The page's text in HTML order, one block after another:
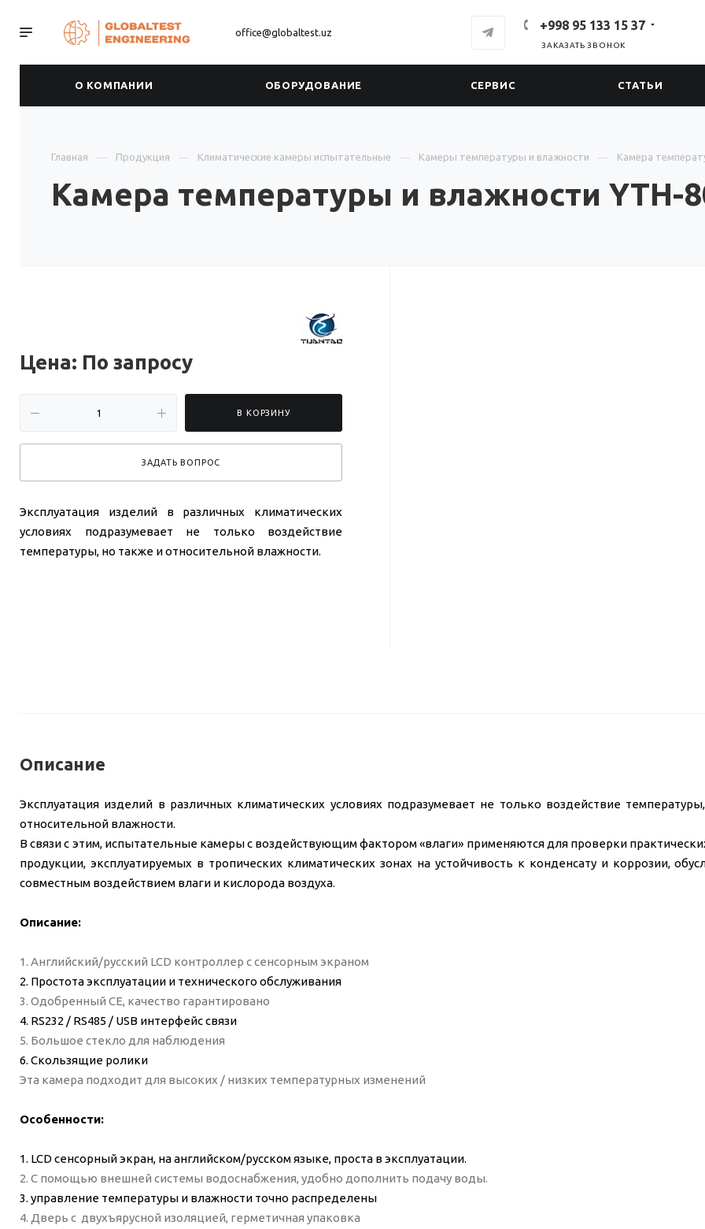
office@globaltest.uz +998 95 133 15 37
ЗАКАЗАТЬ ЗВОНОК
О КОМПАНИИ ОБОРУДОВАНИЕ СЕРВИС СТАТЬИ
Главная Продукция Климатические камеры испытательные Камеры температуры и влажности Камера
Камера температуры и влажности YTH-
Цена: По запросу
В КОРЗИНУ
ЗАДАТЬ ВОПРОС
Эксплуатация изделий в различных климатических
условиях подразумевает не только воздействие
температуры, но также и относительной влажности.
Описание
Эксплуатация изделий в различных климатических условиях подразумевает не только воздействие
относительной влажности.
В связи с этим, испытательные камеры с воздействующим фактором «влаги» применяются для проверки
продукции, эксплуатируемых в тропических климатических зонах на устойчивость к конденсату и коррозии,
совместным воздействием влаги и кислорода воздуха.
Описание:
1. Английский/русский LCD контроллер с сенсорным экраном
2. Простота эксплуатации и технического обслуживания
3. Одобренный CE, качество гарантировано
4. RS232 / RS485 / USB интерфейс связи
5. Большое стекло для наблюдения
6. Скользящие ролики
Эта камера подходит для высоких / низких температурных изменений
Особенности:
1. LCD сенсорный экран, на английском/русском языке, проста в эксплуатации.
2. С помощью внешней системы водоснабжения, удобно дополнить подачу воды.
3. управление температуры и влажности точно распределены
4. Дверь с двухъярусной изоляцией, герметичная упаковка